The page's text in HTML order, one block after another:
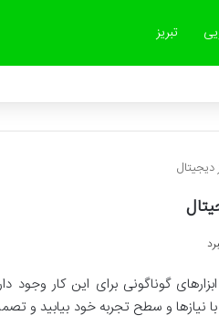
تبریز
دیجیتال
گوناگونی برای این کار وجود
نیازها و سطح تجربه خود بیابید و